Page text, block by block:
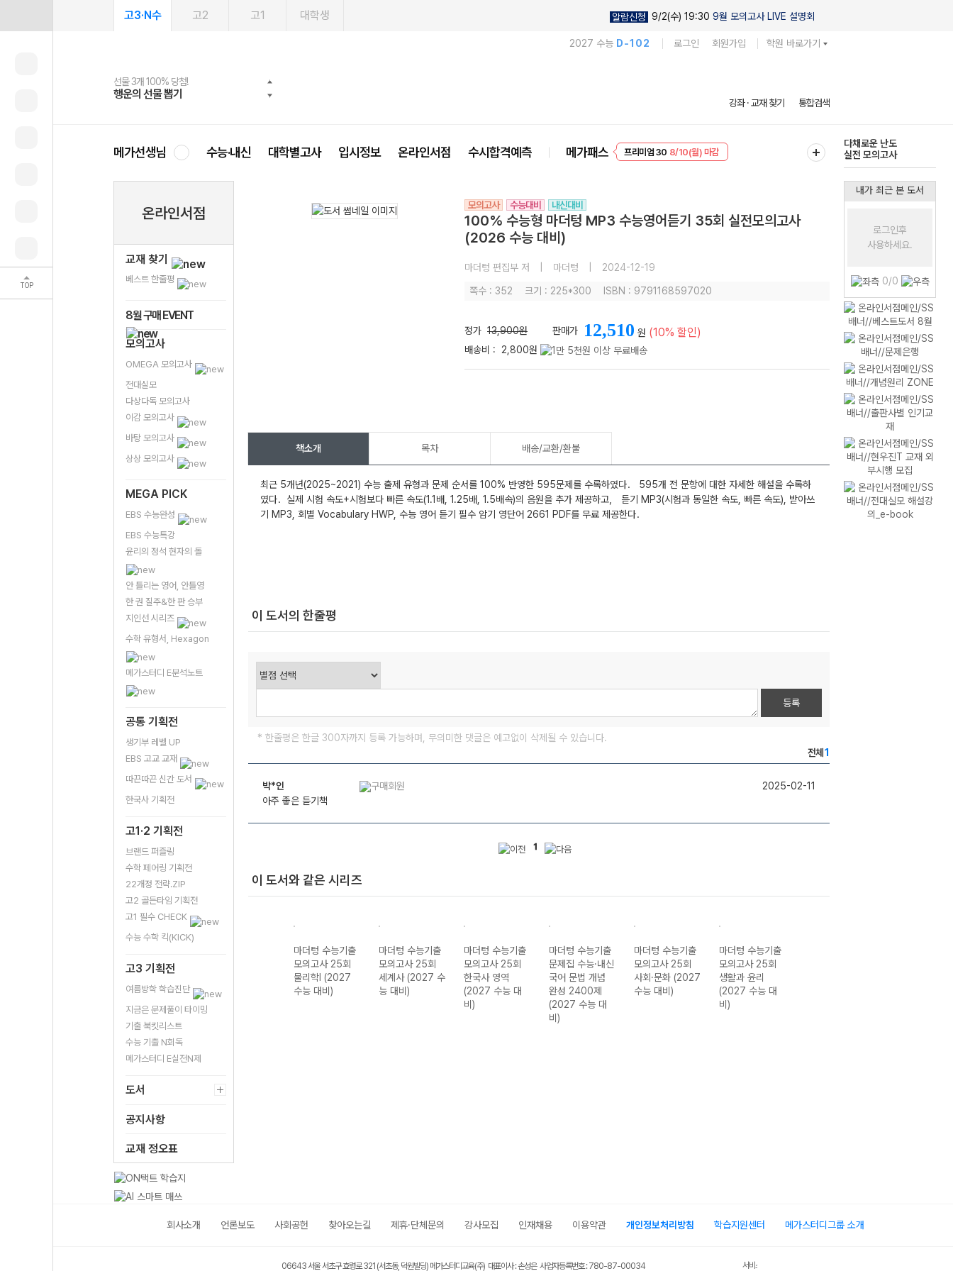
TOP
고3·N수 고2 고1 대학생 알람신청 9/2(수) 19:30 9월 모의고사 LIVE 설명회
2027 수능 D-102 로그인 회원가입 학원 바로가기
선물 3개 100% 당첨!
행운의 선물 뽑기
선물 100% 증정!
메가스터디 X 올리브
여름방학 스터디 캐시백
메가런 썸머스쿨
2027 러셀 단과
강사 공개선발
스마트러닝앱
설문 EVENT
메가패스
3일 무료 체험권
메가패스 수강생 무료혜택!
메가클럽 멤버십
사회공헌 캠페인
희망이룸 메가나눔
강좌 · 교재 찾기 통합검색
메가선생님 수능·내신 대학별고사 입시정보 온라인서점 수시합격예측 메가패스
EVENT 8/10(월) 마감
다채로운 난도
실전 모의고사
온라인서점
교재 찾기
베스트 한줄평
8월 구매 EVENT
모의고사
OMEGA 모의고사
전대실모
다상다독 모의고사
이감 모의고사
바탕 모의고사
상상 모의고사
MEGA PICK
EBS 수능완성
EBS 수능특강
윤리의 정석 현자의 돌
안 틀리는 영어, 안틀영
한 권 질주&한 판 승부
지인선 시리즈
수학 유형서, Hexagon
메가스터디 E분석노트
공통 기획전
생기부 레벨 UP
EBS 고교 교재
따끈따끈 신간 도서
한국사 기획전
고1·2 기획전
브랜드 퍼즐링
수학 페어링 기획전
22개정 전략.ZIP
고2 골든타임 기획전
고1 필수 CHECK
수능 수학 킥(KICK)
고3 기획전
여름방학 학습진단
지금은 문제풀이 타이밍
기출 북킷리스트
수능 기출 N회독
메가스터디 E실전N제
도서
공지사항
교재 정오표
모의고사 수능대비 내신대비
100% 수능형 마더텅 MP3 수능영어듣기 35회 실전모의고사
(2026 수능 대비)
마더텅 편집부 저 마더텅 2024-12-19
쪽수 : 352 크기 : 225*300 ISBN : 9791168597020
정가 13,900원 판매가 12,510 원 (10% 할인)
배송비 : 2,800원
책소개 목차 배송/교환/환불
최근 5개년(2025~2021) 수능 출제 유형과 문제 순서를 100% 반영한 595문제를 수록하였다． 595개 전 문항에 대한 자세한 해설을 수록하
였다．실제 시험 속도+시험보다 빠른 속도(1.1배, 1.25배, 1.5배속)의 음원을 추가 제공하고， 듣기 MP3(시험과 동일한 속도, 빠른 속도), 받아쓰
기 MP3, 회별 Vocabulary HWP, 수능 영어 듣기 필수 암기 영단어 2661 PDF를 무료 제공한다．
이 도서의 한줄평
등록
* 한줄평은 한글 300자까지 등록 가능하며, 무의미한 댓글은 예고없이 삭제될 수 있습니다.
전체 1
박*인
2025-02-11
아주 좋은 듣기책
1
이 도서와 같은 시리즈
모의고사 30회
수학 영역 (2027
수능 대비)
수능 대비)
마더텅 수능기출
모의고사 25회
물리학I (2027
수능 대비)
마더텅 수능기출
모의고사 25회
세계사 (2027 수
능 대비)
마더텅 수능기출
모의고사 25회
한국사 영역
(2027 수능 대
비)
마더텅 수능기출
문제집 수능·내신
국어 문법 개념
완성 2400제
(2027 수능 대
비)
마더텅 수능기출
모의고사 25회
사회·문화 (2027
수능 대비)
마더텅 수능기출
모의고사 25회
생활과 윤리
(2027 수능 대
비)
내가 최근 본 도서
로그인후
사용하세요.
0/0
회사소개 언론보도 사회공헌 찾아오는길 제휴·단체문의 강사모집 인재채용 이용약관 개인정보처리방침 학습지원센터 메가스터디그룹 소개
06643 서울 서초구 효령로 321 (서초동, 덕원빌딩) 메가스터디교육(주) 대표이사 : 손성은 사업자등록번호 : 780-87-00034 서비스 가입사실 확인